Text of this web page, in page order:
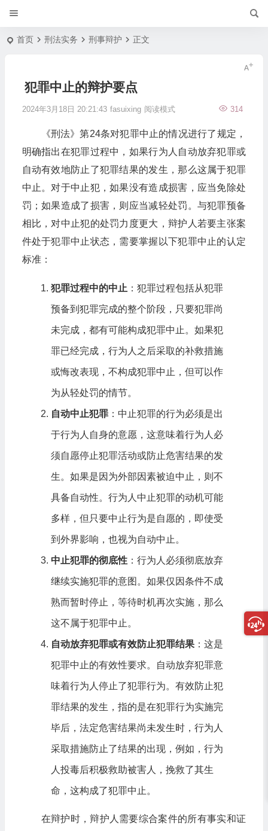
首页 刑法实务 刑事辩护 正文
犯罪中止的辩护要点
2024年3月18日 20:21:43 fasuixing 314
阅读模式
《刑法》第24条对犯罪中止的情况进行了规定，
明确指出在犯罪过程中，如果行为人自动放弃犯罪或
自动有效地防止了犯罪结果的发生，那么这属于犯罪
中止。对于中止犯，如果没有造成损害，应当免除处
罚；如果造成了损害，则应当减轻处罚。与犯罪预备
相比，对中止犯的处罚力度更大，辩护人若要主张案
件处于犯罪中止状态，需要掌握以下犯罪中止的认定
标准：
犯罪过程中的中止 ：犯罪过程包括从犯罪
预备到犯罪完成的整个阶段，只要犯罪尚
未完成，都有可能构成犯罪中止。如果犯
罪已经完成，行为人之后采取的补救措施
或悔改表现，不构成犯罪中止，但可以作
为从轻处罚的情节。
自动中止犯罪：中止犯罪的行为必须是出
于行为人自身的意愿，这意味着行为人必
须自愿停止犯罪活动或防止危害结果的发
生。如果是因为外部因素被迫中止，则不
具备自动性。行为人中止犯罪的动机可能
多样，但只要中止行为是自愿的，即使受
到外界影响，也视为自动中止。
中止犯罪的彻底性：行为人必须彻底放弃
继续实施犯罪的意图。如果仅因条件不成
熟而暂时停止，等待时机再次实施，那么
这不属于犯罪中止。
自动放弃犯罪或有效防止犯罪结果：这是
犯罪中止的有效性要求。自动放弃犯罪意
味着行为人停止了犯罪行为。有效防止犯
罪结果的发生，指的是在犯罪行为实施完
毕后，法定危害结果尚未发生时，行为人
采取措施防止了结果的出现，例如，行为
人投毒后积极救助被害人，挽救了其生
命，这构成了犯罪中止。
在辩护时，辩护人需要综合案件的所有事实和证